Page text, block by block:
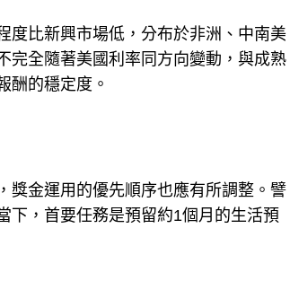
度比新興市場低，分布於非洲、中南美
完全隨著美國利率同方向變動，與成熟
酬的穩定度。
獎金運用的優先順序也應有所調整。譬
下，首要任務是預留約1個月的生活預